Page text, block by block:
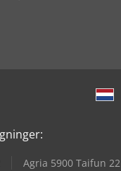
Agria 5900 Taifun 22